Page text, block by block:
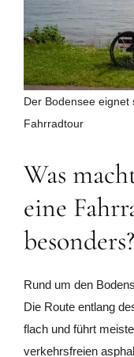
Der Bodensee
Fahrradtour
Was
eine
besonders?
Rund um den
Die Route entlang
flach und führt
verkehrsfreien